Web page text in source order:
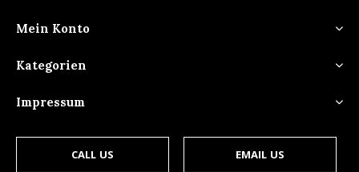
Mein Konto
Kategorien
Impressum
CALL US EMAIL US